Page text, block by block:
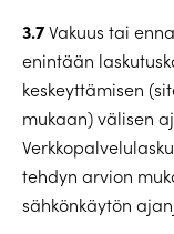
3.7Vakuus tai
enintään
keskeyttämisen
mukaan) välisen
tehdyn arvion
sähkönkäytön